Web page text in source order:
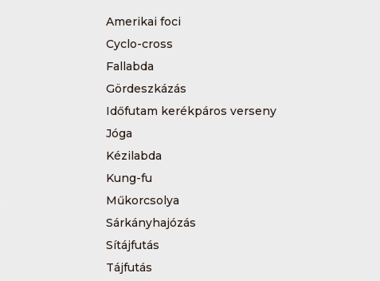
Amerikai foci
Cyclo-cross
Fallabda
Gördeszkázás
Időfutam kerékpáros verseny
Jóga
Kézilabda
Kung-fu
Műkorcsolya
Sárkányhajózás
Sítájfutás
Tájfutás